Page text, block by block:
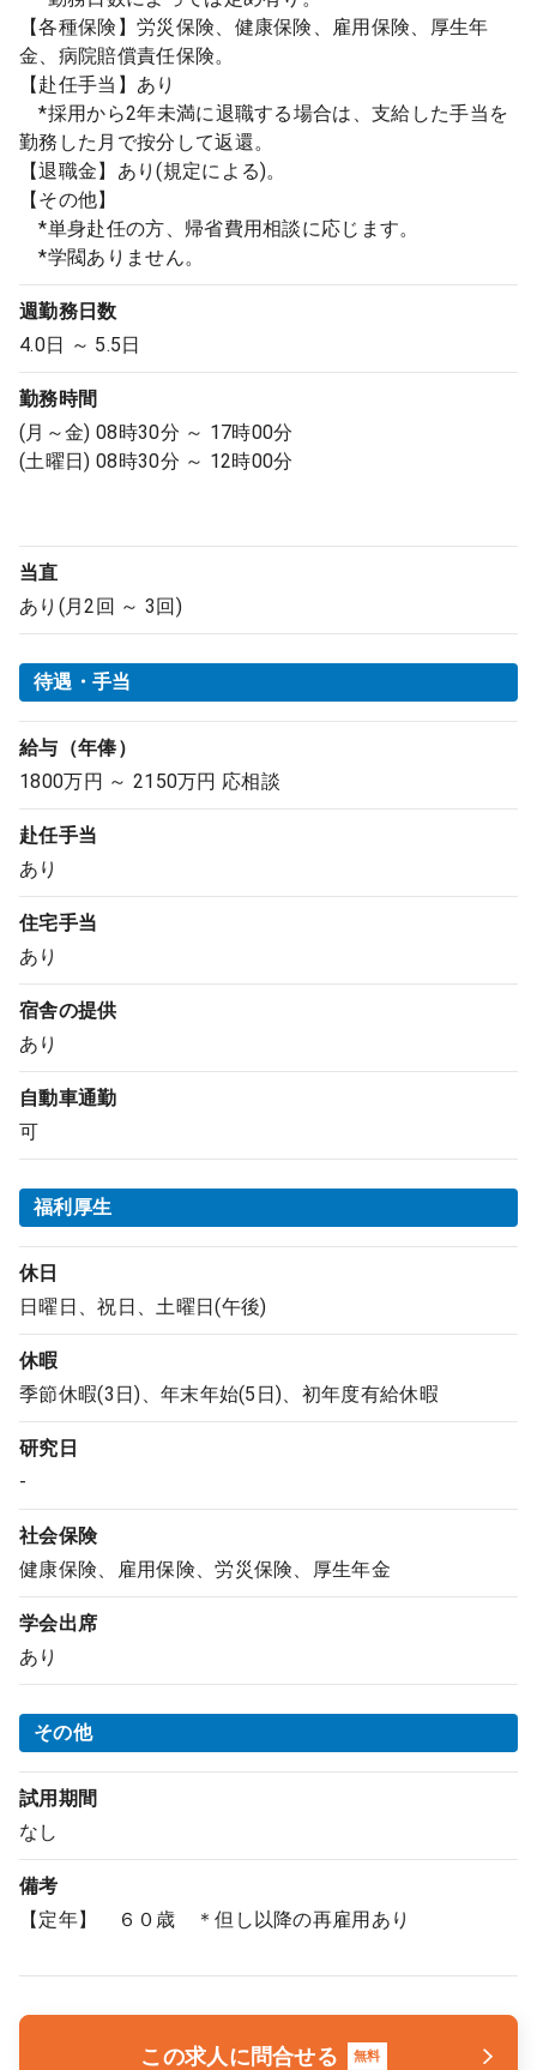
【各種保険】労災保険、健康保険、雇用保険、厚生年
金、病院賠償責任保険。
【赴任手当】あり
*採用から2年未満に退職する場合は、支給した手当を
勤務した月で按分して返還。
【退職金】あり(規定による)。
【その他】
*単身赴任の方、帰省費用相談に応じます。
*学閥ありません。
週勤務日数
4.0日 ～ 5.5日
勤務時間
(月～金) 08時30分 ～ 17時00分
(土曜日) 08時30分 ～ 12時00分
当直
あり(月2回 ～ 3回)
待遇・手当
給与（年俸）
1800万円 ～ 2150万円 応相談
赴任手当
あり
住宅手当
あり
宿舎の提供
あり
自動車通勤
可
福利厚生
休日
日曜日、祝日、土曜日(午後)
休暇
季節休暇(3日)、年末年始(5日)、初年度有給休暇
研究日
-
社会保険
健康保険、雇用保険、労災保険、厚生年金
学会出席
あり
その他
試用期間
なし
備考
【定年】 ６０歳 ＊但し以降の再雇用あり
この求人に問合せる 無料